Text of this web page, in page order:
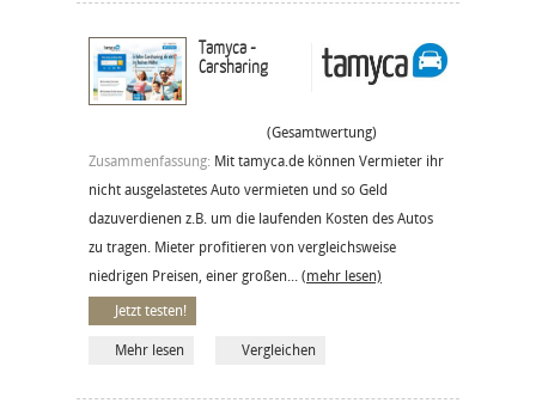
Tamyca -
Carsharing
(Gesamtwertung)
Zusammenfassung: Mit tamyca.de können Vermieter ihr
nicht ausgelastetes Auto vermieten und so Geld
dazuverdienen z.B. um die laufenden Kosten des Autos
zu tragen. Mieter profitieren von vergleichsweise
niedrigen Preisen, einer großen... (mehr lesen)
Jetzt testen!
Mehr lesen Vergleichen